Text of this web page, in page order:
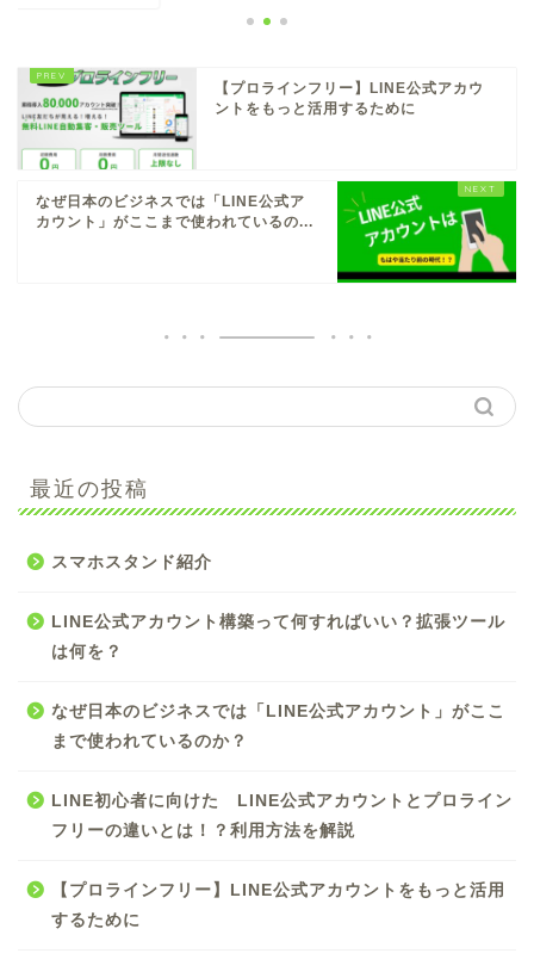
【プロラインフリー】LINE公式アカウ
ントをもっと活用するために
なぜ日本のビジネスでは「LINE公式ア
カウント」がここまで使われているの...
最近の投稿
スマホスタンド紹介
LINE公式アカウント構築って何すればいい？拡張ツール
は何を？
なぜ日本のビジネスでは「LINE公式アカウント」がここ
まで使われているのか？
LINE初心者に向けた LINE公式アカウントとプロライン
フリーの違いとは！？利用方法を解説
【プロラインフリー】LINE公式アカウントをもっと活用
するために